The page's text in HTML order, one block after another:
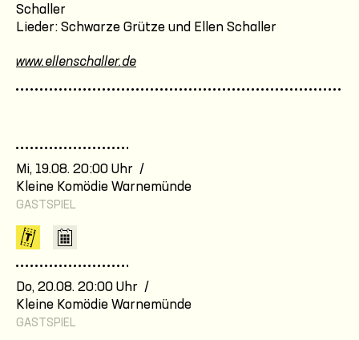
Schaller
Lieder: Schwarze Grütze und Ellen Schaller
www.ellenschaller.de
Mi, 19.08. 20:00 Uhr /
Kleine Komödie Warnemünde
GASTSPIEL
Do, 20.08. 20:00 Uhr /
Kleine Komödie Warnemünde
GASTSPIEL